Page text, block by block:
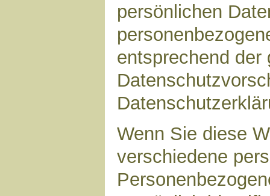
persönlichen
entsprechend der
Wenn Sie diese
verschiedene